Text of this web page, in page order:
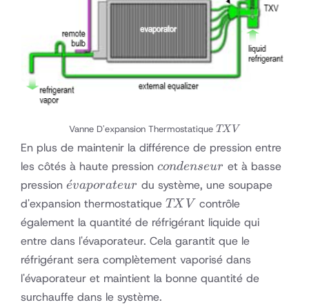
Vanne D'expansion Thermostatique TXV
TX V
En plus de maintenir la différence de pression entre
les côtés à haute pression condenseur
condenseur et à basse
pression évaporateur
e
ˊvaporateur du système, une soupape
d'expansion thermostatique TXV
TX V contrôle
également la quantité de réfrigérant liquide qui
entre dans l'évaporateur. Cela garantit que le
réfrigérant sera complètement vaporisé dans
l'évaporateur et maintient la bonne quantité de
surchauffe dans le système.